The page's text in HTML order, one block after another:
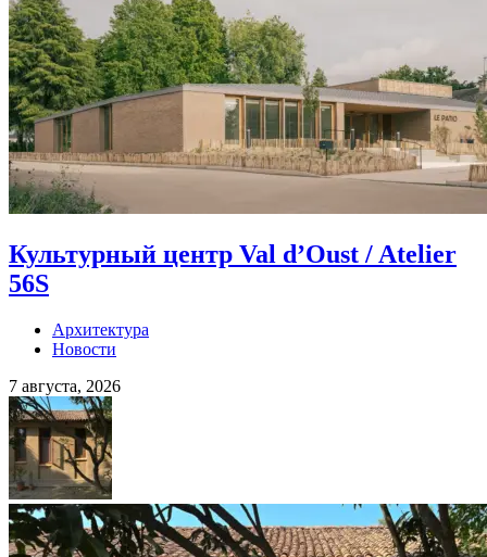
Культурный центр Val d’Oust / Atelier
56S
Архитектура
Новости
7 августа, 2026